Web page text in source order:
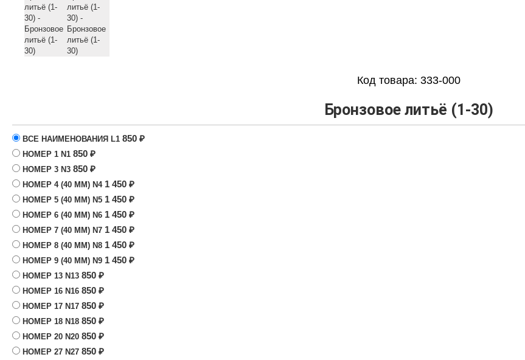
Код товара: 333-000
Бронзовое литьё (1-30)
ВСЕ НАИМЕНОВАНИЯ L1 850 ₽
НОМЕР 1 N1 850 ₽
НОМЕР 3 N3 850 ₽
НОМЕР 4 (40 ММ) N4 1 450 ₽
НОМЕР 5 (40 ММ) N5 1 450 ₽
НОМЕР 6 (40 ММ) N6 1 450 ₽
НОМЕР 7 (40 ММ) N7 1 450 ₽
НОМЕР 8 (40 ММ) N8 1 450 ₽
НОМЕР 9 (40 ММ) N9 1 450 ₽
НОМЕР 13 N13 850 ₽
НОМЕР 16 N16 850 ₽
НОМЕР 17 N17 850 ₽
НОМЕР 18 N18 850 ₽
НОМЕР 20 N20 850 ₽
НОМЕР 27 N27 850 ₽